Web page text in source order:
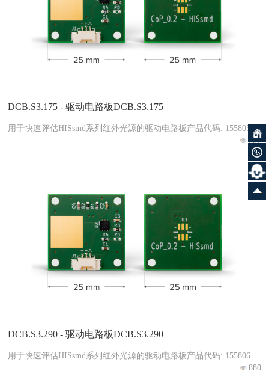
DCB.S3.175 - 驱动电路板DCB.S3.175
用于快速评估HISsmd系列红外光源的驱动电路板产品代码: 155805
607
DCB.S3.290 - 驱动电路板DCB.S3.290
用于快速评估HISsmd系列红外光源的驱动电路板产品代码: 155806
880